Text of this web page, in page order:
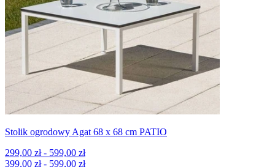
Stolik ogrodowy Agat 68 x 68 cm PATIO
299,00 zł - 599,00 zł
399,00 zł - 599,00 zł